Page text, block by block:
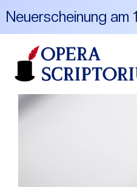
Neuerscheinung am